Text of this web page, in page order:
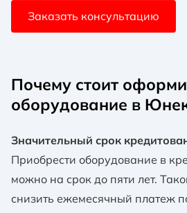
Заказать консультацию
Почему стоит
оборудование в
Значительный срок
Приобрести оборудование в
можно на срок до пяти лет.
снизить ежемесячный платеж